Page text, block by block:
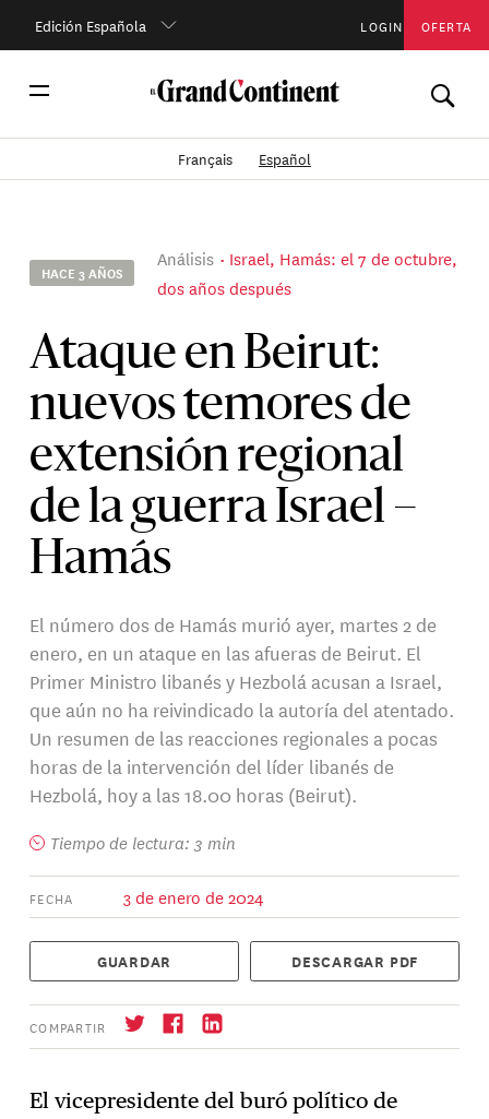
Edición Española LOGIN OFERTA
Français Español
HACE 3 AÑOS
Análisis
Israel, Hamás: el 7 de octubre,
dos años después
Ataque en Beirut:
nuevos temores de
extensión regional
de la guerra Israel –
Hamás
El número dos de Hamás murió ayer, martes 2 de
enero, en un ataque en las afueras de Beirut. El
Primer Ministro libanés y Hezbolá acusan a Israel,
que aún no ha reivindicado la autoría del atentado.
Un resumen de las reacciones regionales a pocas
horas de la intervención del líder libanés de
Hezbolá, hoy a las 18.00 horas (Beirut).
Tiempo de lectura: 3 min
FECHA 3 de enero de 2024
GUARDAR DESCARGAR PDF
COMPARTIR
El vicepresidente del buró político de